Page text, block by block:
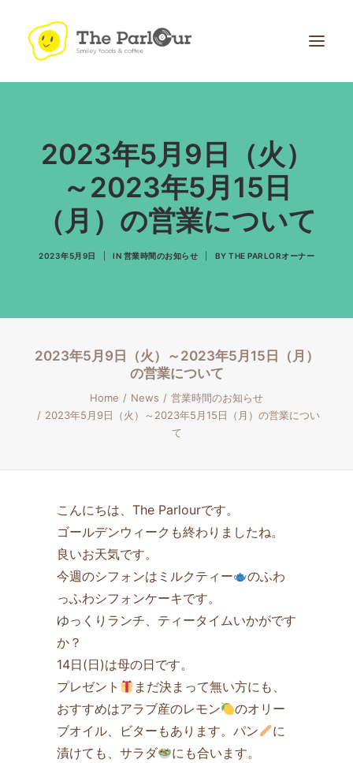
Search
2023年5月9日（火）
～2023年5月15日
（月）の営業について
2023年5月9日 IN 営業時間のお知らせ BY THE PARLORオーナー
2023年5月9日（火）～2023年5月15日（月）
の営業について
Home News
営業時間のお知らせ
2023年5月9日（火）～2023年5月15日（月）の営業につい
て
こんにちは、The Parlourです。
ゴールデンウィークも終わりましたね。
良いお天気です。
今週のシフォンはミルクティー
のふわ
っふわシフォンケーキです。
ゆっくりランチ、ティータイムいかがです
か？
14日(日)は母の日です。
プレゼント
まだ決まって無い方にも、
おすすめはアラブ産のレモン
のオリー
ブオイル、ビターもあります。パン
に
漬けても、サラダ
にも合います。